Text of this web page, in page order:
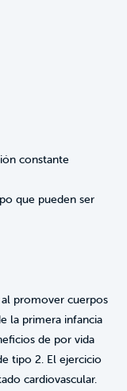
constante
que pueden ser
promover cuerpos
la primera infancia
de por vida
tipo 2. El ejercicio
cardiovascular.